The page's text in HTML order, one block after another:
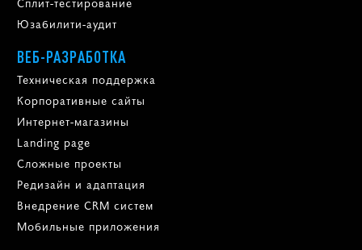
Юзабилити-аудит
ВЕБ-РАЗРАБОТКА
Техническая поддержка
Корпоративные сайты
Интернет-магазины
Landing page
Сложные проекты
Редизайн и адаптация
Внедрение CRM систем
Мобильные приложения